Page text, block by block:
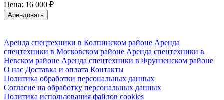
Цена: 16 000 ₽
Арендовать
Аренда спецтехники в Колпинском районе Аренда
спецтехники в Московском районе Аренда спецтехники в
Невском районе Аренда спецтехники в Фрунзенском районе
О нас Доставка и оплата Контакты
Политика обработки персональных данных
Согласие на обработку персональных данных
Политика использования файлов cookies